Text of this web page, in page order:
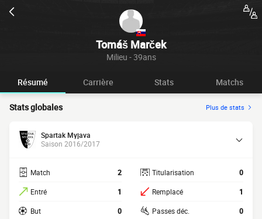
Tomáš Marček
Milieu - 39ans
Résumé Carrière Stats Matchs
Stats globales Plus de stats
Spartak Myjava
Saison 2016/2017
Match 2
Entré 1
But 0
Titularisation 0
Remplacé 1
Passes déc. 0